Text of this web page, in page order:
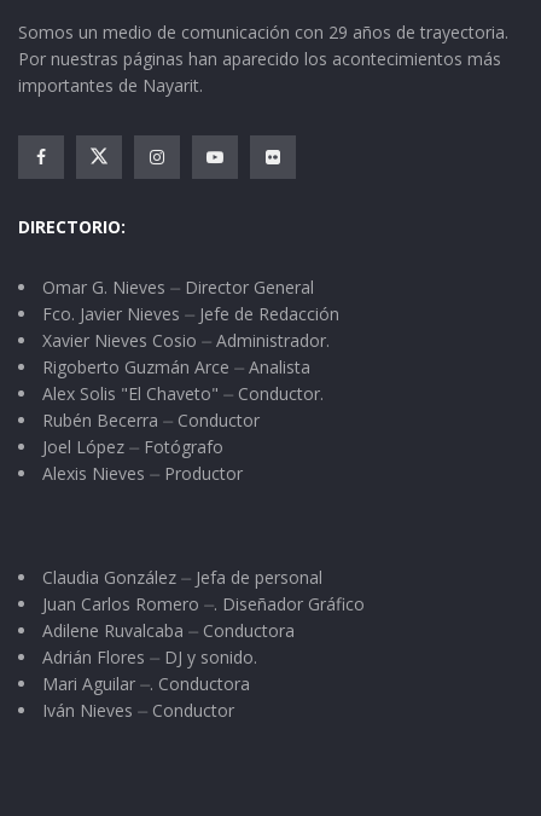
Somos un medio de comunicación con 29 años de trayectoria.
Por nuestras páginas han aparecido los acontecimientos más
importantes de Nayarit.
DIRECTORIO:
Omar G. Nieves ⏤ Director General
Fco. Javier Nieves ⏤ Jefe de Redacción
Xavier Nieves Cosio ⏤ Administrador.
Rigoberto Guzmán Arce ⏤ Analista
Alex Solis "El Chaveto" ⏤ Conductor.
Rubén Becerra ⏤ Conductor
Joel López ⏤ Fotógrafo
Alexis Nieves ⏤ Productor
Claudia González ⏤ Jefa de personal
Juan Carlos Romero ⏤. Diseñador Gráfico
Adilene Ruvalcaba ⏤ Conductora
Adrián Flores ⏤ DJ y sonido.
Mari Aguilar ⏤. Conductora
Iván Nieves ⏤ Conductor